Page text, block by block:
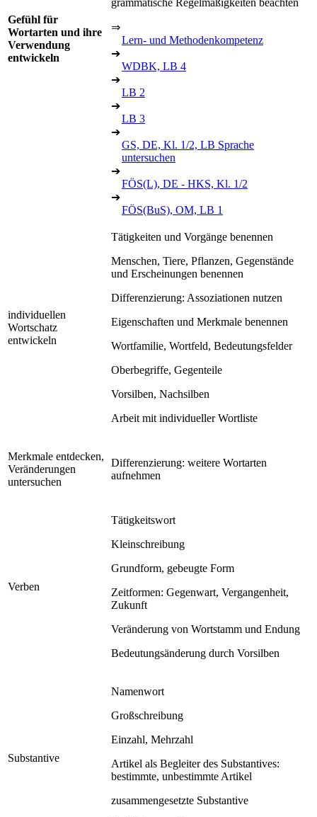
Gefühl für
Wortarten und ihre
Verwendung
entwickeln
⇒
Lern- und Methodenkompetenz
➔
WDBK, LB 4
➔
LB 2
➔
LB 3
➔
GS, DE, Kl. 1/2, LB Sprache
untersuchen
➔
FÖS(L), DE - HKS, Kl. 1/2
➔
FÖS(BuS), OM, LB 1
individuellen
Wortschatz
entwickeln
Tätigkeiten und Vorgänge benennen
Menschen, Tiere, Pflanzen, Gegenstände
und Erscheinungen benennen
Differenzierung: Assoziationen nutzen
Eigenschaften und Merkmale benennen
Wortfamilie, Wortfeld, Bedeutungsfelder
Oberbegriffe, Gegenteile
Vorsilben, Nachsilben
Arbeit mit individueller Wortliste
Merkmale entdecken,
Veränderungen
untersuchen
Differenzierung: weitere Wortarten
aufnehmen
Verben
Tätigkeitswort
Kleinschreibung
Grundform, gebeugte Form
Zeitformen: Gegenwart, Vergangenheit,
Zukunft
Veränderung von Wortstamm und Endung
Bedeutungsänderung durch Vorsilben
Substantive
Namenwort
Großschreibung
Einzahl, Mehrzahl
Artikel als Begleiter des Substantives:
bestimmte, unbestimmte Artikel
zusammengesetzte Substantive